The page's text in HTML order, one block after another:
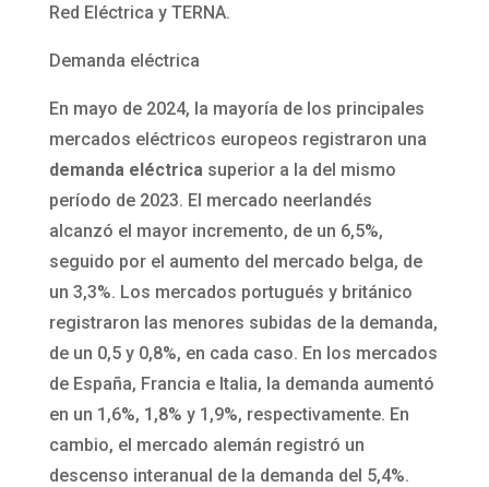
Red Eléctrica y TERNA.
Demanda eléctrica
En mayo de 2024, la mayoría de los principales
mercados eléctricos europeos registraron una
demanda eléctricasuperior a la del mismo
período de 2023. El mercado neerlandés
alcanzó el mayor incremento, de un 6,5%,
seguido por el aumento del mercado belga, de
un 3,3%. Los mercados portugués y británico
registraron las menores subidas de la demanda,
de un 0,5 y 0,8%, en cada caso. En los mercados
de España, Francia e Italia, la demanda aumentó
en un 1,6%, 1,8% y 1,9%, respectivamente. En
cambio, el mercado alemán registró un
descenso interanual de la demanda del 5,4%.